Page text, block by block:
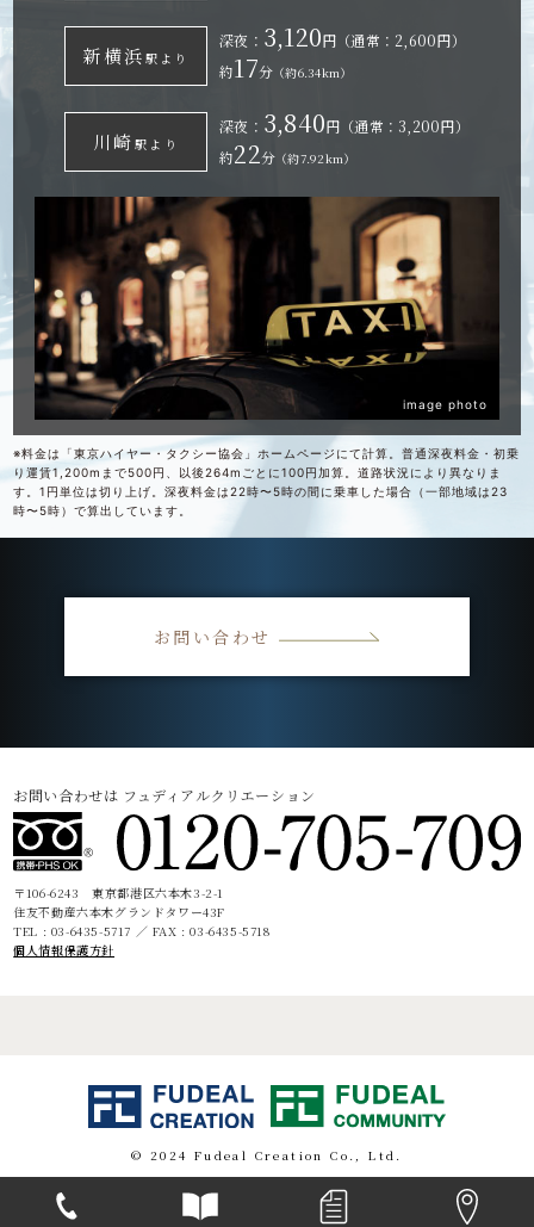
新横浜 駅より
深夜： 3,120円（通常：2,600円）
約17分 （約6.34km）
川崎 駅より
深夜： 3,840円（通常：3,200円）
約22分 （約7.92km）
image photo
※料金は「東京ハイヤー・タクシー協会」ホームページにて計算。普通深夜料金・初乗
り運賃1,200mまで500円、以後264mごとに100円加算。道路状況により異なりま
す。1円単位は切り上げ。深夜料金は22時〜5時の間に乗車した場合（一部地域は23
時〜5時）で算出しています。
お問い合わせ
お問い合わせは フュディアルクリエーション
〒106-6243 東京都港区六本木3-2-1
住友不動産六本木グランドタワー43F
TEL : 03-6435-5717 ／ FAX : 03-6435-5718
個人情報保護方針
© 2024 Fudeal Creation Co., Ltd.